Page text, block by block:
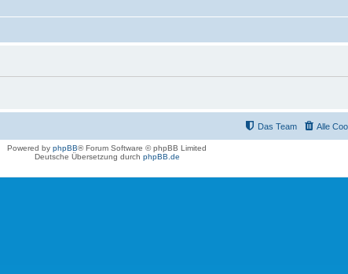
Alle
Das Team
Powered by phpBB® Forum Software © phpBB Limited
Deutsche Übersetzung durch phpBB.de